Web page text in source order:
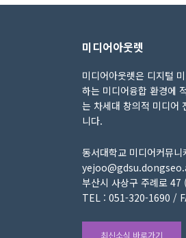
미디어아웃렛
미디어아웃렛은 디지털
하는 미디어융합 환경에
는 차세대 창의적 미디어
니다.
동서대학교 미디어커뮤니
부산시 사상구 주례로 47
TEL : 051-320-1690 /
최신소식 바로가기